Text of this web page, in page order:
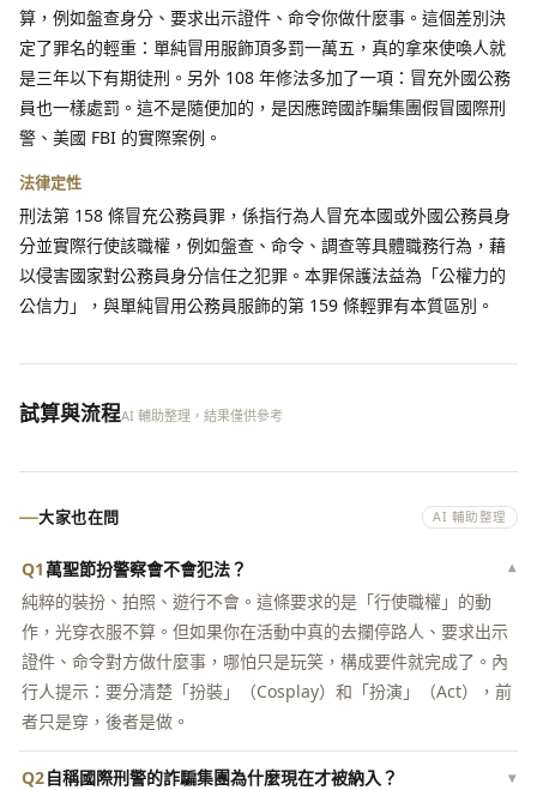
算，例如盤查身分、要求出示證件、命令你做什麼事。這個差別決
定了罪名的輕重：單純冒用服飾頂多罰一萬五，真的拿來使喚人就
是三年以下有期徒刑。另外 108 年修法多加了一項：冒充外國公務
員也一樣處罰。這不是隨便加的，是因應跨國詐騙集團假冒國際刑
警、美國 FBI 的實際案例。
法律定性
刑法第 158 條冒充公務員罪，係指行為人冒充本國或外國公務員身
分並實際行使該職權，例如盤查、命令、調查等具體職務行為，藉
以侵害國家對公務員身分信任之犯罪。本罪保護法益為「公權力的
公信力」，與單純冒用公務員服飾的第 159 條輕罪有本質區別。
試算與流程AI 輔助整理，結果僅供參考
大家也在問 AI 輔助整理
Q1萬聖節扮警察會不會犯法？ ▾
純粹的裝扮、拍照、遊行不會。這條要求的是「行使職權」的動
作，光穿衣服不算。但如果你在活動中真的去攔停路人、要求出示
證件、命令對方做什麼事，哪怕只是玩笑，構成要件就完成了。內
行人提示：要分清楚「扮裝」（Cosplay）和「扮演」（Act），前
者只是穿，後者是做。
Q2自稱國際刑警的詐騙集團為什麼現在才被納入？ ▾